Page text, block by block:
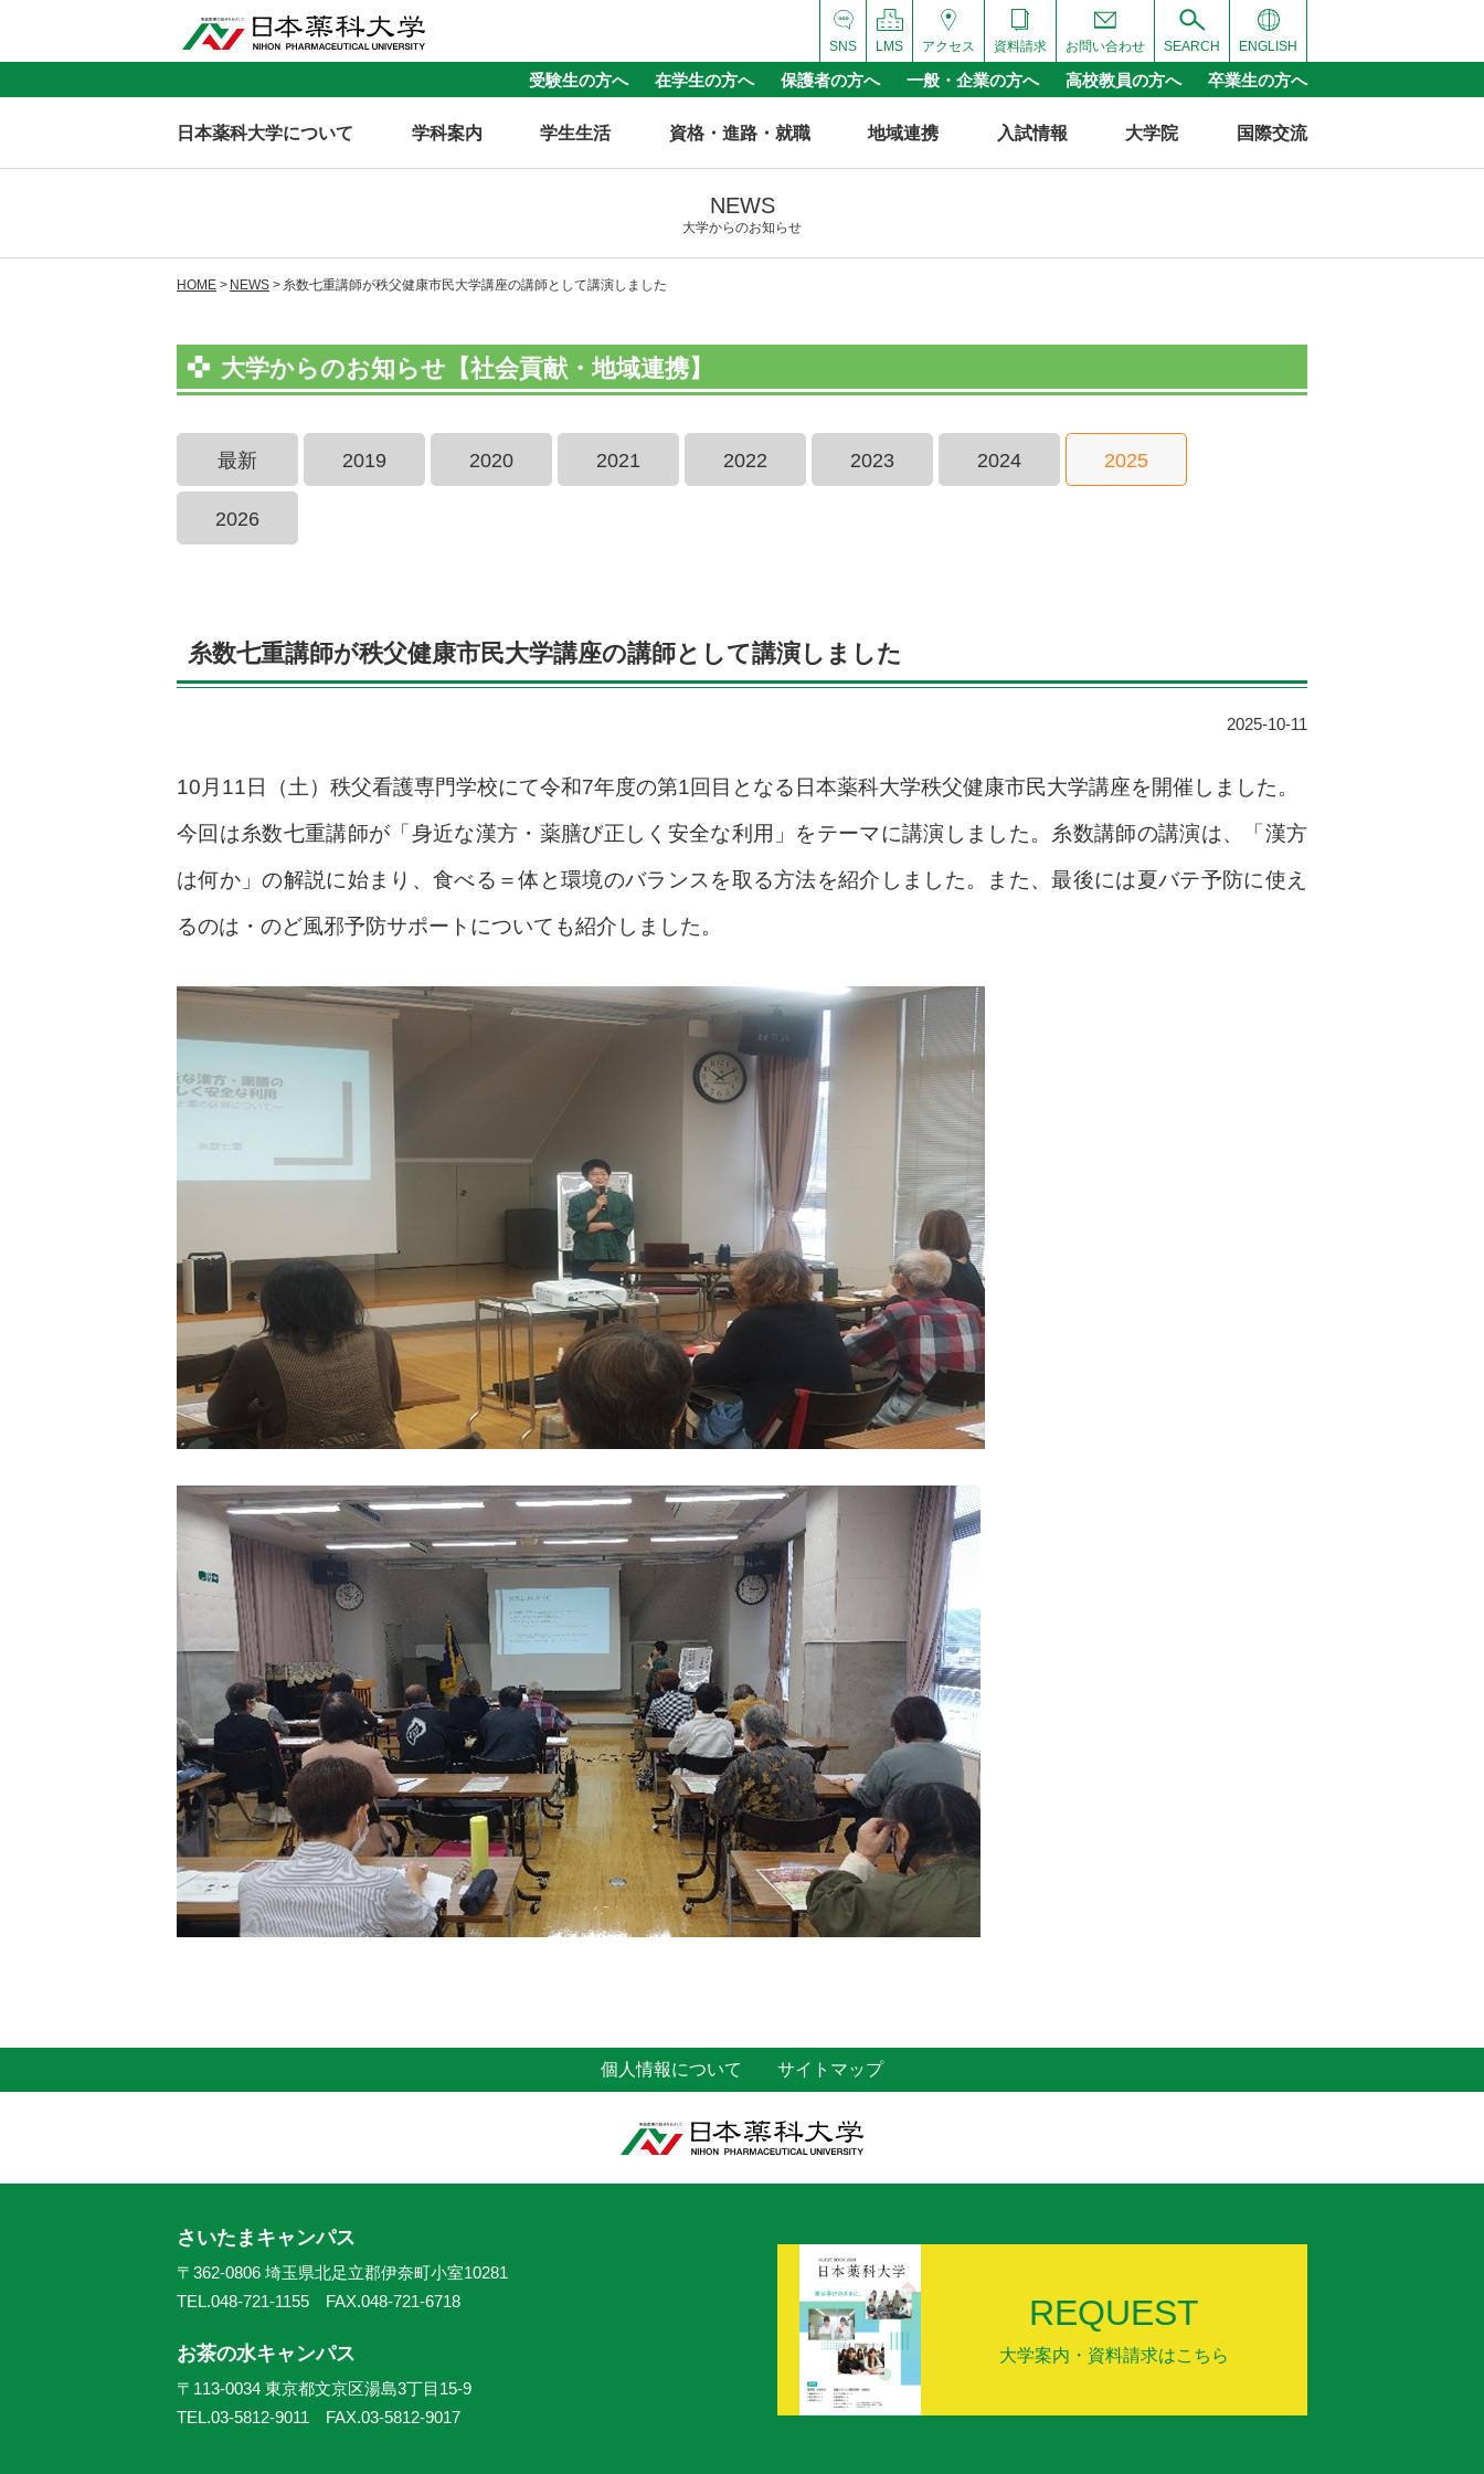
ENGLISH
SEARCH
お問い合わせ
資料請求
アクセス
LMS
SNS
受験生の方へ 在学生の方へ 保護者の方へ 一般・企業の方へ 高校教員の方へ 卒業生の方へ
日本薬科大学について 学科案内 学生生活 資格・進路・就職 地域連携 入試情報 大学院 国際交流
NEWS
大学からのお知らせ
HOME NEWS 糸数七重講師が秩父健康市民大学講座の講師として講演しました
大学からのお知らせ【社会貢献・地域連携】
最新 2019 2020 2021 2022 2023 2024 2025
2026
糸数七重講師が秩父健康市民大学講座の講師として講演しました
2025-10-11
10月11日（土）秩父看護専門学校にて令和7年度の第1回目となる日本薬科大学秩父健康市民大学講座を開催しました。
今回は糸数七重講師が「身近な漢方・薬膳び正しく安全な利用」をテーマに講演しました。糸数講師の講演は、「漢方
は何か」の解説に始まり、食べる＝体と環境のバランスを取る方法を紹介しました。また、最後には夏バテ予防に使え
るのは・のど風邪予防サポートについても紹介しました。
個人情報について サイトマップ
REQUEST
大学案内・資料請求はこちら
さいたまキャンパス
〒362-0806 埼玉県北足立郡伊奈町小室10281
TEL.048-721-1155 FAX.048-721-6718
お茶の水キャンパス
〒113-0034 東京都文京区湯島3丁目15-9
TEL.03-5812-9011 FAX.03-5812-9017